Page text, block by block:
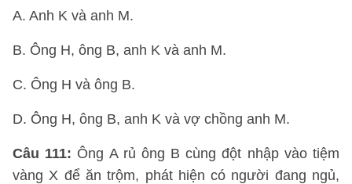
A. Anh K và anh M.
B. Ông H, ông B, anh K và anh M.
C. Ông H và ông B.
D. Ông H, ông B, anh K và vợ chồng anh M.
Câu 111: Ông A rủ ông B cùng đột nhập vào tiệm
vàng X để ăn trộm, phát hiện có người đang ngủ,